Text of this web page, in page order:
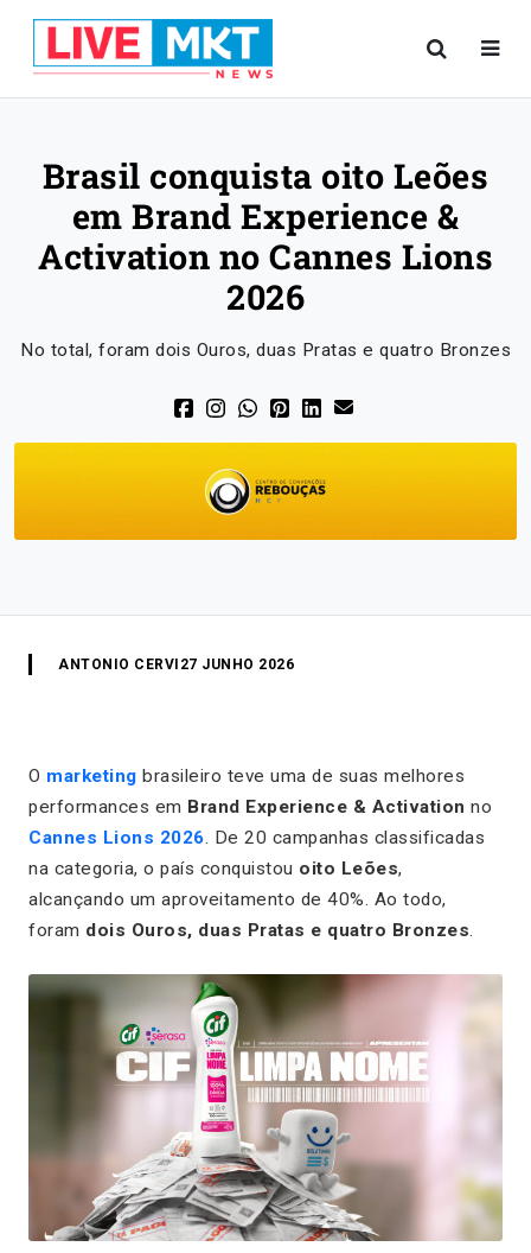
Brasil conquista oito Leões
em Brand Experience &
Activation no Cannes Lions
2026
No total, foram dois Ouros, duas Pratas e quatro Bronzes
ANTONIO CERVI 27 JUNHO 2026
O marketing brasileiro teve uma de suas melhores
performances em Brand Experience & Activation no
Cannes Lions 2026. De 20 campanhas classificadas
na categoria, o país conquistou oito Leões,
alcançando um aproveitamento de 40%. Ao todo,
foram dois Ouros, duas Pratas e quatro Bronzes.